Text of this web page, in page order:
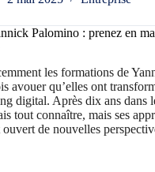
Palomino : prenez en
les formations de
avouer qu’elles ont
digital. Après dix ans dans
tout connaître, mais ses
de nouvelles